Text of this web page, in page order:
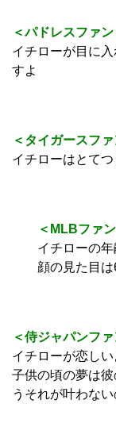
＜パドレスファン
イチローが目に
すよ
＜タイガースファ
イチローはとて
＜MLBファン
イチローの年
顔の見た目は
＜侍ジャパンファ
イチローが恋しい
子供の頃の夢は
うそれが叶わな